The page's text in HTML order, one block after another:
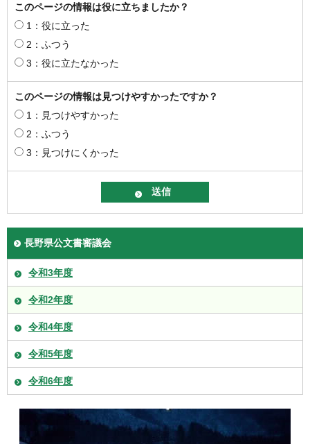
このページの情報は役に立ちましたか？
1：役に立った
2：ふつう
3：役に立たなかった
このページの情報は見つけやすかったですか？
1：見つけやすかった
2：ふつう
3：見つけにくかった
長野県公文書審議会
令和3年度
令和2年度
令和4年度
令和5年度
令和6年度